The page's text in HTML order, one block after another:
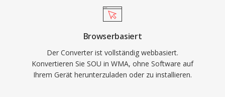
älteren Medienbibliotheken, doch neuere
Codecs haben es für Streaming und mobile
Nutzung weitgehend abgelöst.
Browserbasiert
Der Converter ist vollständig webbasiert.
Konvertieren Sie SOU in WMA, ohne Software auf
Ihrem Gerät herunterzuladen oder zu installieren.